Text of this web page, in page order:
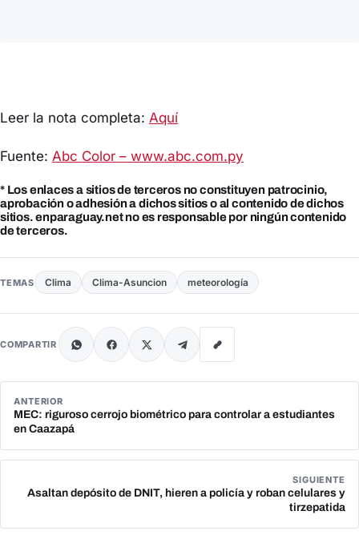
Leer la nota completa: Aquí
Fuente: Abc Color – www.abc.com.py
* Los enlaces a sitios de terceros no constituyen patrocinio,
aprobación o adhesión a dichos sitios o al contenido de dichos
sitios. enparaguay.net no es responsable por ningún contenido
de terceros.
TEMAS Clima Clima-Asuncion meteorología
COMPARTIR
ANTERIOR
MEC: riguroso cerrojo biométrico para controlar a estudiantes
en Caazapá
SIGUIENTE
Asaltan depósito de DNIT, hieren a policía y roban celulares y
tirzepatida